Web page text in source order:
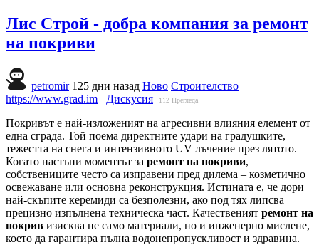
Лис Строй - добра компания за ремонт
на покриви
petromir 125 дни назад Ново Строителство
https://www.grad.im
Дискусия 112 Прегледа
Покривът е най-изложеният на агресивни влияния елемент от
една сграда. Той поема директните удари на градушките,
тежестта на снега и интензивното UV лъчение през лятото.
Когато настъпи моментът за ремонт на покриви,
собствениците често са изправени пред дилема – козметично
освежаване или основна реконструкция. Истината е, че дори
най-скъпите керемиди са безполезни, ако под тях липсва
прецизно изпълнена техническа част. Качественият ремонт на
покрив изисква не само материали, но и инженерно мислене,
което да гарантира пълна водонепропускливост и здравина.